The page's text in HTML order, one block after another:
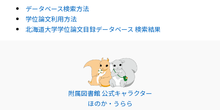
データベース検索方法
学位論文利用方法
北海道大学学位論文目録データベース 検索結果
附属図書館 公式キャラクター
ほのか・うらら